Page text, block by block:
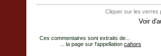
Cliquer sur les verres
Voir
Ces commentaires sont extraits de...
... la page sur l'appellation cahors